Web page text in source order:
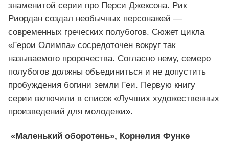
знаменитой серии про Перси Джексона. Рик
Риордан создал необычных персонажей —
современных греческих полубогов. Сюжет цикла
«Герои Олимпа» сосредоточен вокруг так
называемого пророчества. Согласно нему, семеро
полубогов должны объединиться и не допустить
пробуждения богини земли Геи. Первую книгу
серии включили в список «Лучших художественных
произведений для молодежи».
«Маленький оборотень», Корнелия Функе